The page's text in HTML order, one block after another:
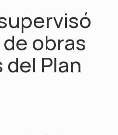
obras
Plan